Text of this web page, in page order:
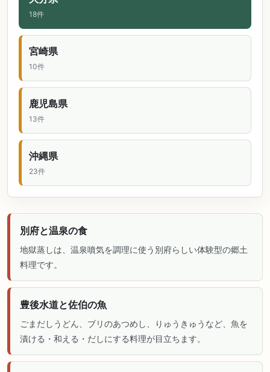
18件
宮崎県
10件
鹿児島県
13件
沖縄県
23件
別府と温泉の食
地獄蒸しは、温泉噴気を調理に使う別府らしい体験型の郷土
料理です。
豊後水道と佐伯の魚
ごまだしうどん、ブリのあつめし、りゅうきゅうなど、魚を
漬ける・和える・だしにする料理が目立ちます。